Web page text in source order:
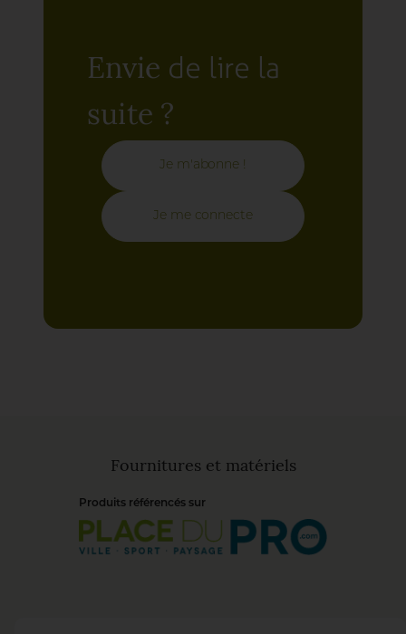
restauration d’un bon état écologique, était
Envie de lire la
suite ?
Je m'abonne !
Je me connecte
Fournitures et matériels
Produits référencés sur